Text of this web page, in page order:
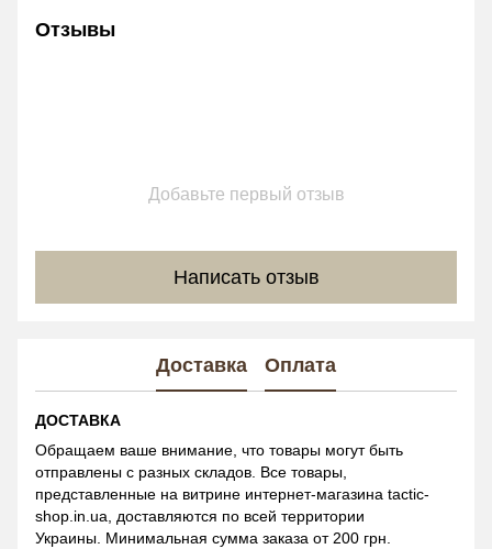
Отзывы
Добавьте первый отзыв
Написать отзыв
Доставка Оплата
ДОСТАВКА
Обращаем ваше внимание, что товары могут быть
отправлены с разных складов. Все товары,
представленные на витрине интернет-магазина tactic-
shop.in.ua, доставляются по всей территории
Украины. Минимальная сумма заказа от 200 грн.